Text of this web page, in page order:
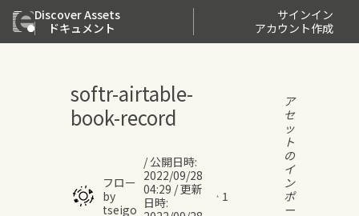
Discover Assets
ドキュメント
サインイン
アカウント作成
softr-airtable-
book-record
フロー
by
tseigo
/ 公開日時:
2022/09/28
04:29 /更新
日時:
1
ア
セ
ッ
ト
の
イ
ン
ポ
ー